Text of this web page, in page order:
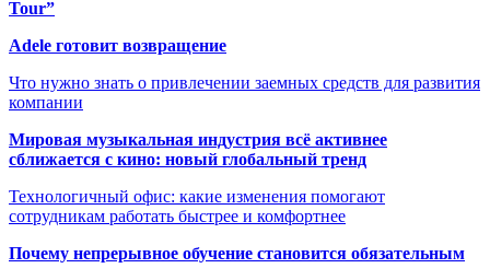
Tour”
Adele готовит возвращение
Что нужно знать о привлечении заемных средств для развития
компании
Мировая музыкальная индустрия всё активнее
сближается с кино: новый глобальный тренд
Технологичный офис: какие изменения помогают
сотрудникам работать быстрее и комфортнее
Почему непрерывное обучение становится обязательным